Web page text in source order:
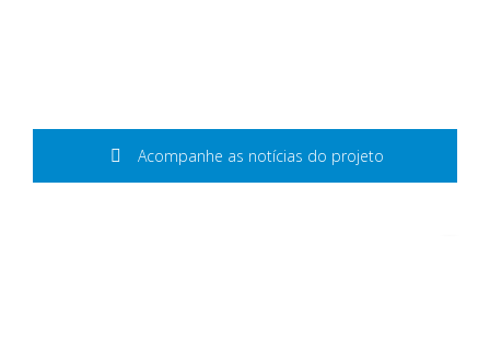
Acompanhe as notícias do projeto